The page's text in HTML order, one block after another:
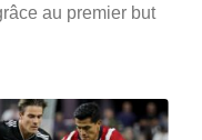
au premier but